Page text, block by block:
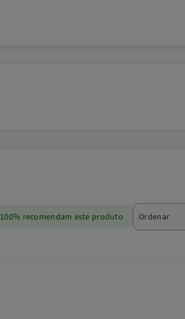
100% recomendam este produto